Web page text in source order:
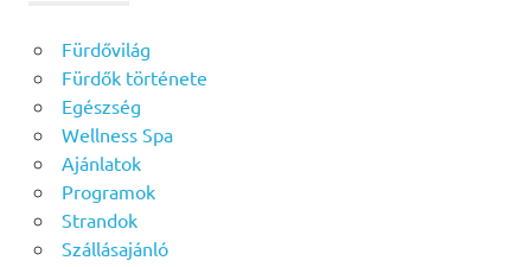
Fürdővilág
Fürdők története
Egészség
Wellness Spa
Ajánlatok
Programok
Strandok
Szállásajánló